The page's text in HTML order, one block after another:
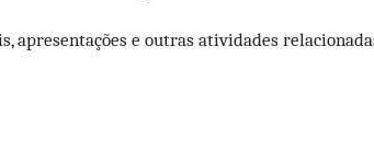
apresentações e outras atividades